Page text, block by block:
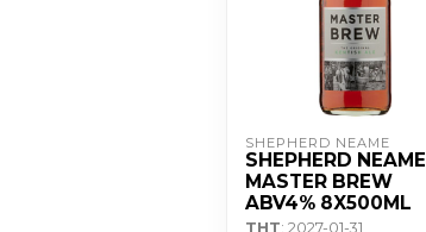
SHEPHERD NEAME
SHEPHERD NEAME
MASTER BREW
ABV4% 8X500ML
THT: 2027-01-31